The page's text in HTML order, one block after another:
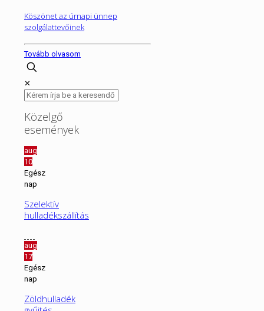
Köszönet az úrnapi ünnep
szolgálattevőinek
Tovább olvasom
✕
Közelgő
események
aug
10
Egész
nap
Szelektív
hulladékszállítás
aug
17
Egész
nap
Zöldhulladék